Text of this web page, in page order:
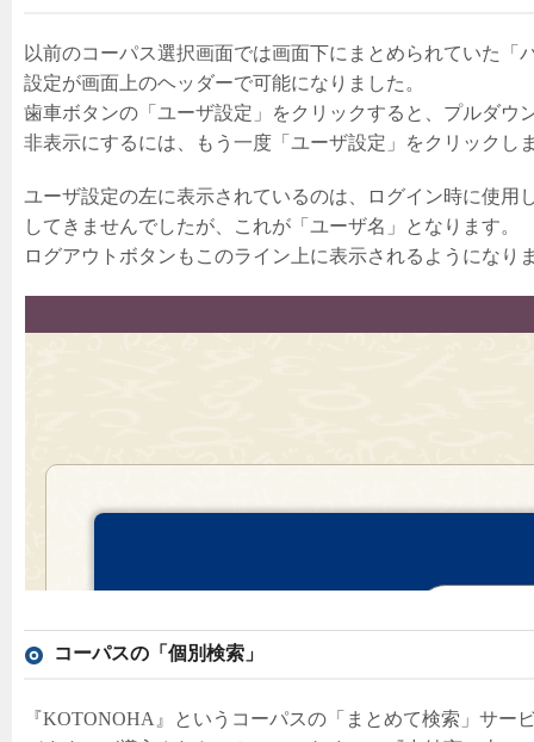
以前のコーパス選択画面では画面下にまとめられていた「
設定が画面上のヘッダーで可能になりました。
歯車ボタンの「ユーザ設定」をクリックすると、プルダウ
非表示にするには、もう一度「ユーザ設定」をクリックし
ユーザ設定の左に表示されているのは、ログイン時に使用
してきませんでしたが、これが「ユーザ名」となります。
ログアウトボタンもこのライン上に表示されるようになり
コーパスの「個別検索」
『KOTONOHA』というコーパスの「まとめて検索」サー